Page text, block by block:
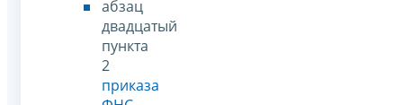
абзац
двадцатый
пункта
2
приказа